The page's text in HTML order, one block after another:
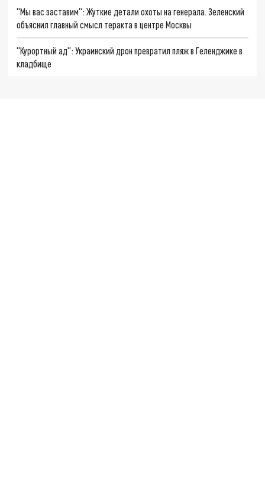
"Мы вас заставим": Жуткие детали охоты на генерала. Зеленский
объяснил главный смысл теракта в центре Москвы
"Курортный ад": Украинский дрон превратил пляж в Геленджике в
кладбище